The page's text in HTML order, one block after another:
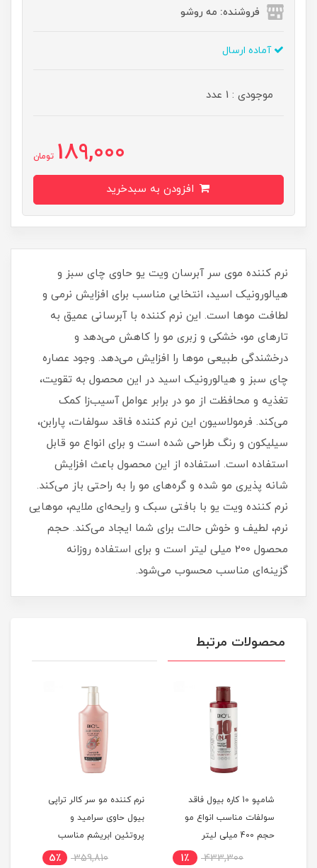
فروشنده: مه رو‌شو
آماده ارسال
موجودی : 1 عدد
189,000 تومان
نرم کننده موی سر آبرسان ویت یو حاوی چای سبز و
هیالورونیک اسید، انتخابی مناسب برای افزایش نرمی و
لطافت موها است. این نرم کننده با آبرسانی عمیق به
تارهای مو، خشکی و زبری مو را کاهش می‌دهد و
درخشندگی طبیعی موها را افزایش می‌دهد. وجود عصاره
چای سبز و هیالورونیک اسید در این محصول به تقویت،
تغذیه و محافظت از مو در برابر عوامل آسیب‌زا کمک
می‌کند. فرمولاسیون این نرم کننده فاقد سولفات، پارابن،
سیلیکون و رنگ طراحی شده است و برای انواع مو قابل
استفاده است. استفاده از این محصول باعث افزایش
شانه پذیری مو شده و گره‌های مو را به راحتی باز می‌کند.
نرم کننده ویت یو با بافتی سبک و رایحه‌ای ملایم، موهایی
نرم، لطیف و خوش حالت برای شما ایجاد می‌کند. حجم
محصول 200 میلی لیتر است و برای استفاده روزانه
گزینه‌ای مناسب محسوب می‌شود.
محصولات مرتبط
شامپو 10 کاره بیول فاقد
سولفات مناسب انواع مو
حجم 400 میلی لیتر
433,300 1٪
نرم کننده مو سر کالر تراپی
بیول حاوی سرامید و
پروتئین ابریشم مناسب
موهای رنگ و دکلره شده
359,810 5٪